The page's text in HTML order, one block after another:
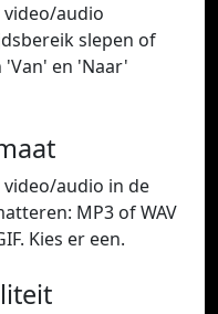
audio
slepen of
'Van' en 'Naar'
audio in de
MP3 of WAV
Kies er een.